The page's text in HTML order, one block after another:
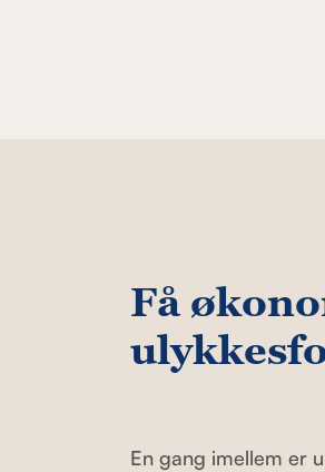
Få
En gang imellem er